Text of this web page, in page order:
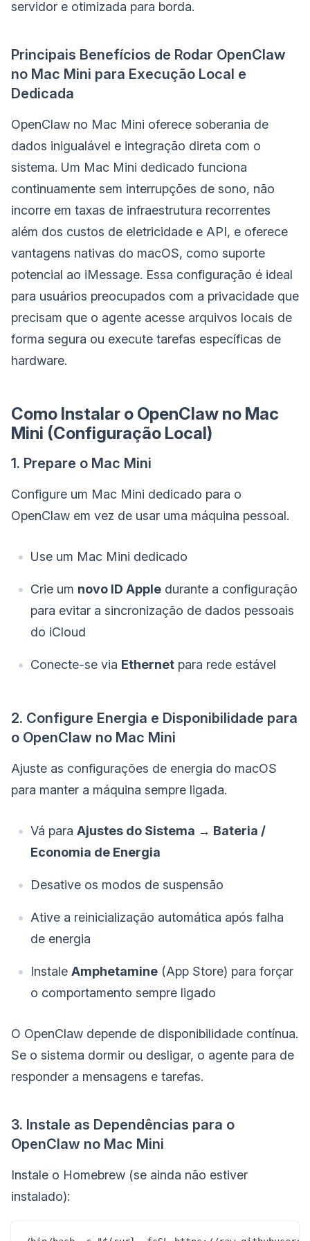
servidor e otimizada para borda.
Principais Benefícios de Rodar OpenClaw
no Mac Mini para Execução Local e
Dedicada
OpenClaw no Mac Mini oferece soberania de
dados inigualável e integração direta com o
sistema. Um Mac Mini dedicado funciona
continuamente sem interrupções de sono, não
incorre em taxas de infraestrutura recorrentes
além dos custos de eletricidade e API, e oferece
vantagens nativas do macOS, como suporte
potencial ao iMessage. Essa configuração é ideal
para usuários preocupados com a privacidade que
precisam que o agente acesse arquivos locais de
forma segura ou execute tarefas específicas de
hardware.
Como Instalar o OpenClaw no Mac
Mini (Configuração Local)
1. Prepare o Mac Mini
Configure um Mac Mini dedicado para o
OpenClaw em vez de usar uma máquina pessoal.
Use um Mac Mini dedicado
Crie um novo ID Apple durante a configuração
para evitar a sincronização de dados pessoais
do iCloud
Conecte-se via Ethernet para rede estável
2. Configure Energia e Disponibilidade para
o OpenClaw no Mac Mini
Ajuste as configurações de energia do macOS
para manter a máquina sempre ligada.
Vá para Ajustes do Sistema → Bateria /
Economia de Energia
Desative os modos de suspensão
Ative a reinicialização automática após falha
de energia
Instale Amphetamine (App Store) para forçar
o comportamento sempre ligado
O OpenClaw depende de disponibilidade contínua.
Se o sistema dormir ou desligar, o agente para de
responder a mensagens e tarefas.
3. Instale as Dependências para o
OpenClaw no Mac Mini
Instale o Homebrew (se ainda não estiver
instalado):